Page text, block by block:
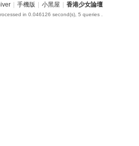
手機版 小黑屋 香港少女論壇
in 0.046126 second(s), 5 queries .